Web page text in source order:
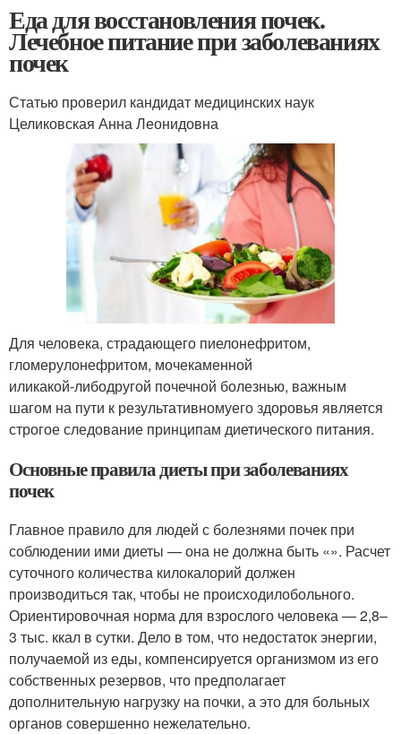
Еда для восстановления почек.
Лечебное питание при заболеваниях
почек
Статью проверил кандидат медицинских наук
Целиковская Анна Леонидовна
Для человека, страдающего пиелонефритом,
гломерулонефритом, мочекаменной
иликакой-либодругой почечной болезнью, важным
шагом на пути к результативномуего здоровья является
строгое следование принципам диетического питания.
Основные правила диеты при заболеваниях
почек
Главное правило для людей с болезнями почек при
соблюдении ими диеты — она не должна быть «». Расчет
суточного количества килокалорий должен
производиться так, чтобы не происходилобольного.
Ориентировочная норма для взрослого человека — 2,8–
3 тыс. ккал в сутки. Дело в том, что недостаток энергии,
получаемой из еды, компенсируется организмом из его
собственных резервов, что предполагает
дополнительную нагрузку на почки, а это для больных
органов совершенно нежелательно.